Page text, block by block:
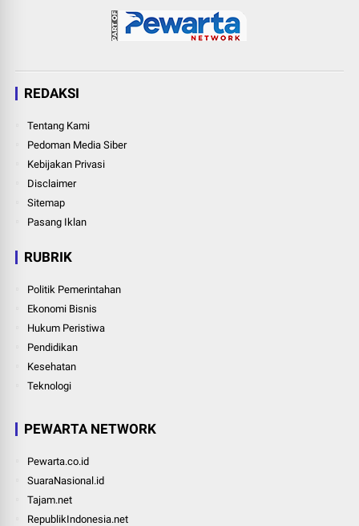
REDAKSI
Tentang Kami
Pedoman Media Siber
Kebijakan Privasi
Disclaimer
Sitemap
Pasang Iklan
RUBRIK
Politik Pemerintahan
Ekonomi Bisnis
Hukum Peristiwa
Pendidikan
Kesehatan
Teknologi
PEWARTA NETWORK
Pewarta.co.id
SuaraNasional.id
Tajam.net
RepublikIndonesia.net